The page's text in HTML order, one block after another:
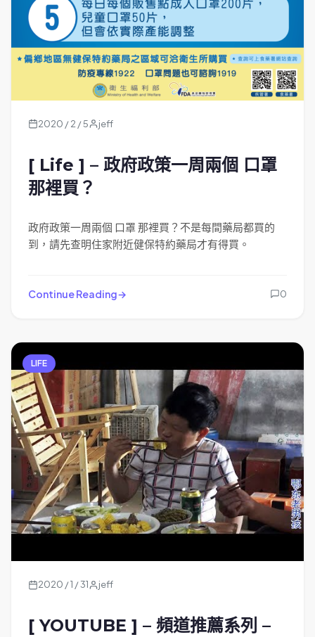
2020 / 2 / 5 jeff
[ Life ] – 政府政策一周兩個 口罩
那裡買？
政府政策一周兩個 口罩 那裡買？不是每間藥局都買的
到，請先查明住家附近健保特約藥局才有得買。
Continue Reading 0
LIFE
2020 / 1 / 31 jeff
[ YOUTUBE ] – 頻道推薦系列 –